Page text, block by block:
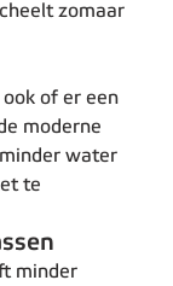
zomaar
of er een
moderne
water
te
minder